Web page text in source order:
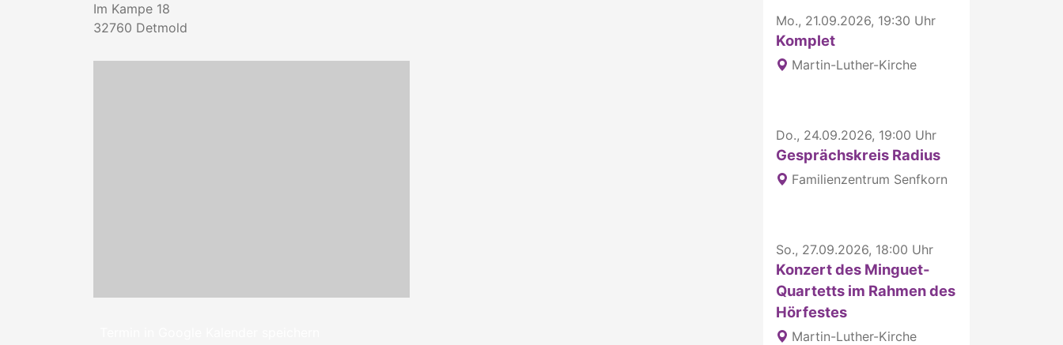
Im Kampe 18
32760 Detmold Mo., 21.09.2026, 19:30 Uhr
Komplet
Martin-Luther-Kirche
Do., 24.09.2026, 19:00 Uhr
Gesprächskreis Radius
Familienzentrum Senfkorn
So., 27.09.2026, 18:00 Uhr
Konzert des Minguet-
Quartetts im Rahmen des
Hörfestes
Martin-Luther-Kirche